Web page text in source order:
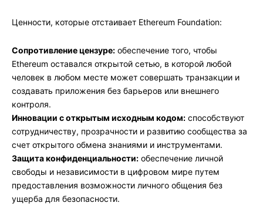
Ценности, которые отстаивает Ethereum Foundation:
Сопротивление цензуре: обеспечение того, чтобы
Ethereum оставался открытой сетью, в которой любой
человек в любом месте может совершать транзакции и
создавать приложения без барьеров или внешнего
контроля.
Инновации с открытым исходным кодом: способствуют
сотрудничеству, прозрачности и развитию сообщества за
счет открытого обмена знаниями и инструментами.
Защита конфиденциальности: обеспечение личной
свободы и независимости в цифровом мире путем
предоставления возможности личного общения без
ущерба для безопасности.